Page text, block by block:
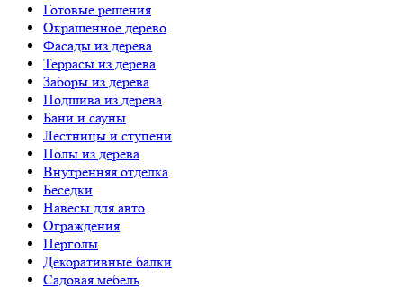
Готовые решения
Окрашенное дерево
Фасады из дерева
Террасы из дерева
Заборы из дерева
Подшива из дерева
Бани и сауны
Лестницы и ступени
Полы из дерева
Внутренняя отделка
Беседки
Навесы для авто
Ограждения
Перголы
Декоративные балки
Садовая мебель